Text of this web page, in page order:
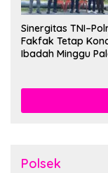
Sinergitas
Fakfak Tetap
Ibadah Minggu
Polsek